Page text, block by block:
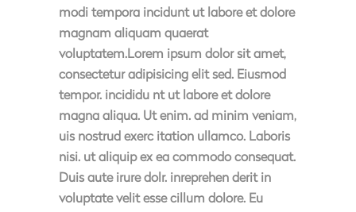
modi tempora incidunt ut labore et dolore
magnam aliquam quaerat
voluptatem.Lorem ipsum dolor sit amet,
consectetur adipisicing elit sed. Eiusmod
tempor. incididu nt ut labore et dolore
magna aliqua. Ut enim. ad minim veniam,
uis nostrud exerc itation ullamco. Laboris
nisi. ut aliquip ex ea commodo consequat.
Duis aute irure dolr. inreprehen derit in
voluptate velit esse cillum dolore. Eu